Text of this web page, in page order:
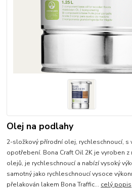
Olej na podlahy
2-složkový přírodní olej, rychleschnoucí,
opotřebení. Bona Craft Oil 2K je vyroben
olejů, je rychleschnoucí a nabízí vysoký
samotný jako rychleschnoucí vysoce
přelakován lakem Bona Traffic... celý popis